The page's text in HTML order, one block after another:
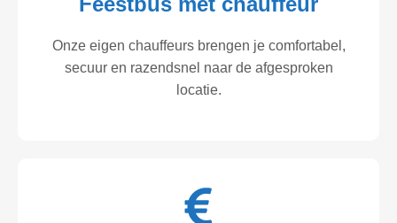
Onze eigen chauffeurs brengen je comfortabel,
secuur en razendsnel naar de afgesproken
locatie.